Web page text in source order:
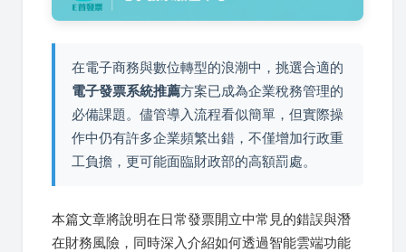
在電子商務與數位轉型的浪潮中，挑選合適的
電子發票系統推薦方案已成為企業稅務管理的
必備課題。儘管導入流程看似簡單，但實際操
作中仍有許多企業頻繁出錯，不僅增加行政重
工負擔，更可能面臨財政部的高額罰處。
本篇文章將說明在日常發票開立中常見的錯誤與潛
在財務風險，同時深入介紹如何透過智能雲端功能